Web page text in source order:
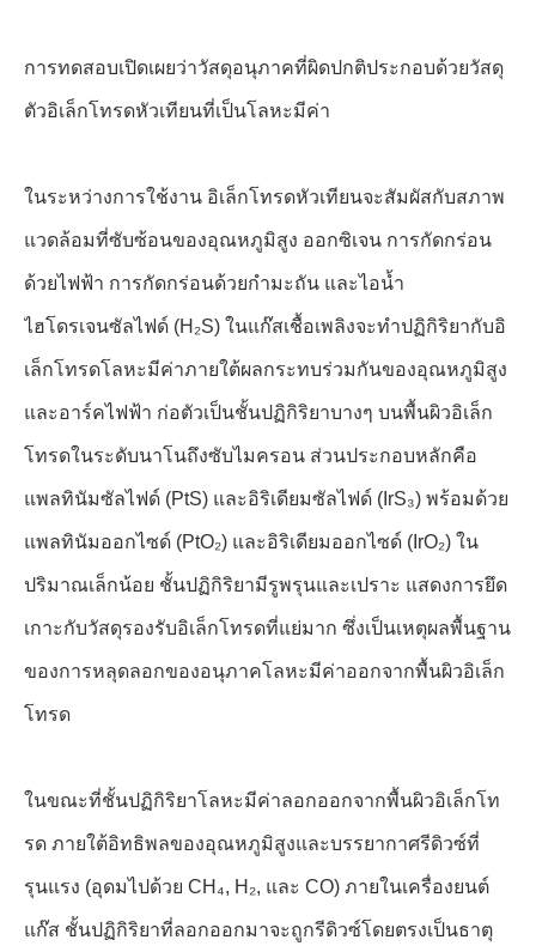
การทดสอบเปิดเผยว่าวัสดุอนุภาคที่ผิดปกติประกอบด้วยวัสดุ
ตัวอิเล็กโทรดหัวเทียนที่เป็นโลหะมีค่า
ในระหว่างการใช้งาน อิเล็กโทรดหัวเทียนจะสัมผัสกับสภาพ
แวดล้อมที่ซับซ้อนของอุณหภูมิสูง ออกซิเจน การกัดกร่อน
ด้วยไฟฟ้า การกัดกร่อนด้วยกำมะถัน และไอน้ำ
ไฮโดรเจนซัลไฟด์ (H₂S) ในแก๊สเชื้อเพลิงจะทำปฏิกิริยากับอิ
เล็กโทรดโลหะมีค่าภายใต้ผลกระทบร่วมกันของอุณหภูมิสูง
และอาร์คไฟฟ้า ก่อตัวเป็นชั้นปฏิกิริยาบางๆ บนพื้นผิวอิเล็ก
โทรดในระดับนาโนถึงซับไมครอน ส่วนประกอบหลักคือ
แพลทินัมซัลไฟด์ (PtS) และอิริเดียมซัลไฟด์ (IrS₃) พร้อมด้วย
แพลทินัมออกไซด์ (PtO₂) และอิริเดียมออกไซด์ (IrO₂) ใน
ปริมาณเล็กน้อย ชั้นปฏิกิริยามีรูพรุนและเปราะ แสดงการยึด
เกาะกับวัสดุรองรับอิเล็กโทรดที่แย่มาก ซึ่งเป็นเหตุผลพื้นฐาน
ของการหลุดลอกของอนุภาคโลหะมีค่าออกจากพื้นผิวอิเล็ก
โทรด
ในขณะที่ชั้นปฏิกิริยาโลหะมีค่าลอกออกจากพื้นผิวอิเล็กโท
รด ภายใต้อิทธิพลของอุณหภูมิสูงและบรรยากาศรีดิวซ์ที่
รุนแรง (อุดมไปด้วย CH₄, H₂, และ CO) ภายในเครื่องยนต์
แก๊ส ชั้นปฏิกิริยาที่ลอกออกมาจะถูกรีดิวซ์โดยตรงเป็นธาตุ